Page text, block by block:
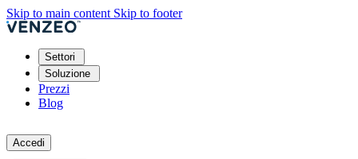
Skip to main content Skip to footer
Settori
Soluzione
Prezzi
Blog
Accedi